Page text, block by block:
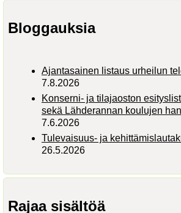
Bloggauksia
Ajantasainen listaus urheilun
7.8.2026
Konserni- ja tilajaoston
sekä Lähderannan koulujen
7.6.2026
Tulevaisuus- ja
26.5.2026
Rajaa sisältöä